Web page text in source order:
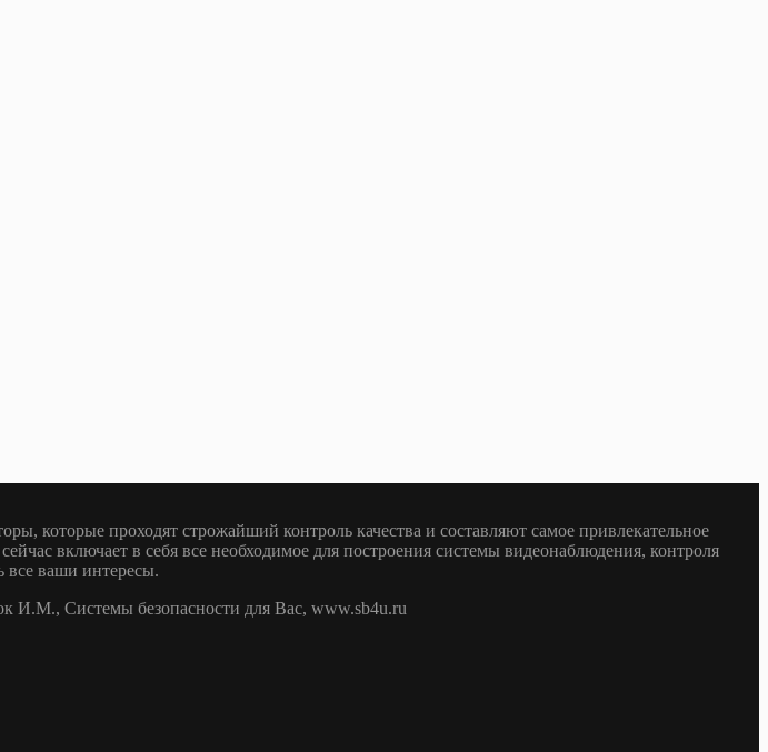
которые проходят строжайший контроль качества и составляют самое привлекательное
включает в себя все необходимое для построения системы видеонаблюдения, контроля
все ваши интересы.
Системы безопасности для Вас, www.sb4u.ru